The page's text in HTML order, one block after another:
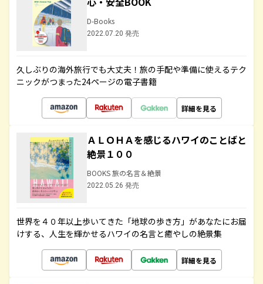
D-Books
2022.07.20 発売
久しぶりの海外旅行でも大丈夫！旅の手配や準備に使えるテク
ニックがつまった24ページの電子書籍
詳細を見る
ＡＬＯＨＡを感じるハワイのことばと
絶景１００
BOOKS 旅の名言＆絶景
2022.05.26 発売
世界を４０年以上歩いてきた「地球の歩き方」があなたにお届
けする、人生を輝かせるハワイの名言と癒やしの絶景集
詳細を見る